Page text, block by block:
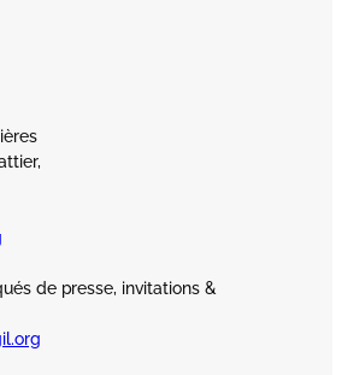
de presse, invitations &